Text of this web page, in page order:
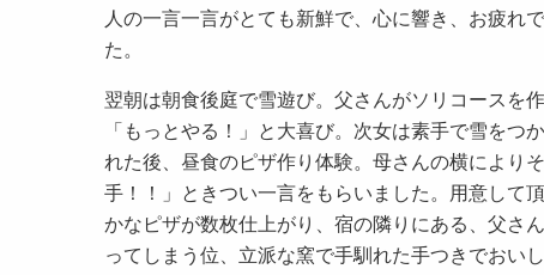
人の一言一言がとても新鮮で、心に響き、お疲れ
た。
翌朝は朝食後庭で雪遊び。父さんがソリコースを
「もっとやる！」と大喜び。次女は素手で雪を
れた後、昼食のピザ作り体験。母さんの横により
手！！」ときつい一言をもらいました。用意して
かなピザが数枚仕上がり、宿の隣りにある、父さ
ってしまう位、立派な窯で手馴れた手つきでおい